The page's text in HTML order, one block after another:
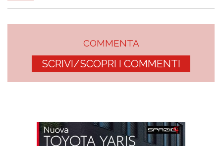
COMMENTA
SCRIVI/SCOPRI I COMMENTI